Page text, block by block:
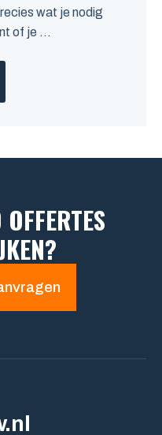
wat je nodig
of je ...